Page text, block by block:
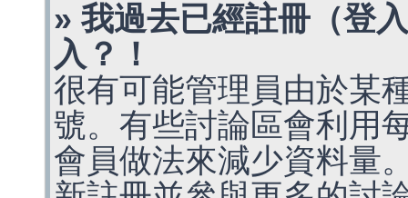
» 我過去已經註冊（登
入？！
很有可能管理員由於某
號。有些討論區會利用
會員做法來減少資料量